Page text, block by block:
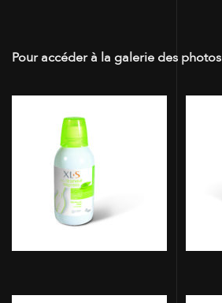
Pour accéder à la galerie des photos